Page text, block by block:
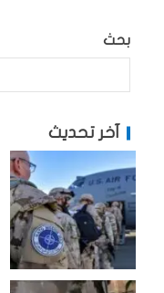
بحث
آخر تحديث